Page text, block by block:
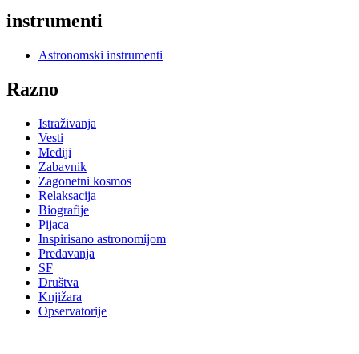
instrumenti
Astronomski instrumenti
Razno
Istraživanja
Vesti
Mediji
Zabavnik
Zagonetni kosmos
Relaksacija
Biografije
Pijaca
Inspirisano astronomijom
Predavanja
SF
Društva
Knjižara
Opservatorije